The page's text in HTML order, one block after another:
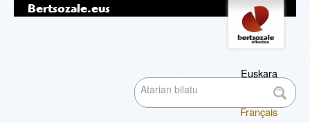
Bertsozale.eus
Tresna
pertsonalak
Euskara
English
Français
Bilatu atarian